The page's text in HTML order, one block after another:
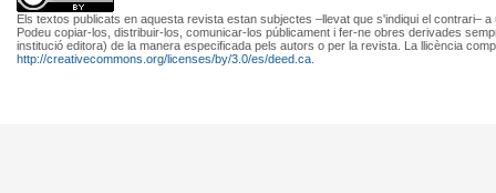
Els textos publicats en aquesta revista estan subjectes –llevat que s'indiqui el contrari–
Podeu copiar-los, distribuir-los, comunicar-los públicament i fer-ne obres derivades
institució editora) de la manera especificada pels autors o per la revista. La llicència
http://creativecommons.org/licenses/by/3.0/es/deed.ca